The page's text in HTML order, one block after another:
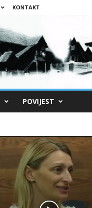
KONTAKT
POVIJEST